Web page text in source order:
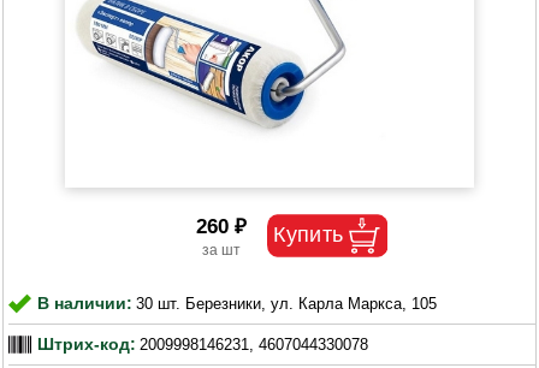
260 ₽
В наличии: 30 шт. Березники, ул. Карла Маркса, 105
Штрих-код: 2009998146231, 4607044330078